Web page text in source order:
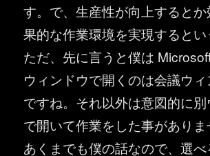
す。で、生産性が向上すると
果的な作業環境を実現するとい
ただ、先に言うと僕は
ウィンドウで開くのは会議ウ
ですね。それ以外は意図的に
で開いて作業をした事があり
あくまでも僕の話なので、選